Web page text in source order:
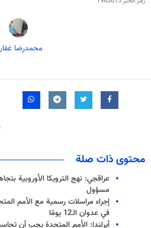
محمدرضا
محتوى ذات صلة
عراقجي: نهج الترويكا الأوروبية
مسؤول
إجراء مراسلات رسمية مع الأمم
في عدوان الـ12 يومًا
أيرلندا: الأمم المتحدة يجب أن